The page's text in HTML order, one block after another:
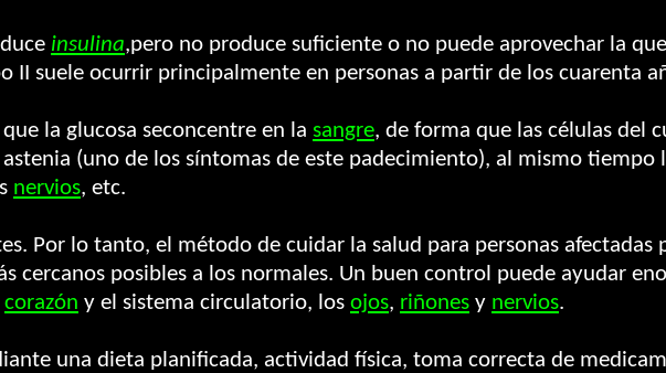
insulina,pero no produce suficiente o no puede aprovechar la
II suele ocurrir principalmente en personas a partir de los cuarenta
la glucosa seconcentre en la sangre, de forma que las células del
(uno de los síntomas de este padecimiento), al mismo tiempo
nervios, etc.
Por lo tanto, el método de cuidar la salud para personas afectadas
cercanos posibles a los normales. Un buen control puede ayudar
corazón y el sistema circulatorio, los ojos, riñones y nervios.
una dieta planificada, actividad física, toma correcta de